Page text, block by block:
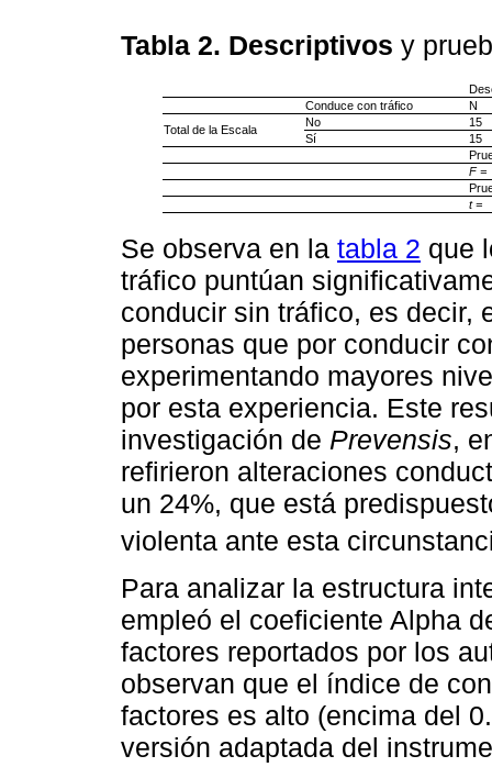
Tabla 2. Descriptivos y
Conduce con tráfico
N
Total de la Escala
No
15
Sí
15
F =
t =
Se observa en la tabla 2 que
tráfico puntúan
conducir sin tráfico, es decir,
personas que por conducir
experimentando mayores
por esta experiencia. Este
investigación de Prevensis,
refirieron alteraciones
un 24%, que está
violenta ante esta
Para analizar la estructura
empleó el coeficiente Alpha
factores reportados por los
observan que el índice de
factores es alto (encima del
versión adaptada del